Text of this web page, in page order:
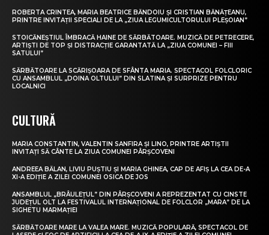
ROBERTA CRINTEA, MARIA BEATRICE BĂNDOIU ȘI CRISTIAN BĂNĂȚEANU,
PRINTRE INVITAȚII SPECIALI DE LA „ZIUA LEGUMICULTORULUI PLEȘOIAN”
STOICĂNEȘTIUL ÎMBRACĂ HAINE DE SĂRBĂTOARE. MUZICĂ DE PETRECERE,
ARTIȘTI DE TOP ȘI DISTRACȚIE GARANTATĂ LA „ZIUA COMUNEI – FIII
SATULUI”
SĂRBĂTOARE LA SCĂRIȘOARA DE SFÂNTA MARIA. SPECTACOL FOLCLORIC
CU ANSAMBLUL „DOINA OLTULUI” DIN SLATINA ȘI SURPRIZE PENTRU
LOCALNICI
CULTURĂ
MARIA CONSTANTIN, VALENTIN SANFIRA ȘI LINO, PRINTRE ARTIȘTII
INVITAȚI SĂ CÂNTE LA ZIUA COMUNEI PÂRȘCOVENI
ANDREEA BĂLAN, LIVIU PUȘTIU ȘI MARIA GHINEA, CAP DE AFIȘ LA CEA DE-A
XI-A EDIȚIE A ZILEI COMUNEI OSICA DE JOS
ANSAMBLUL „BRÂULEȚUL” DIN PÂRȘCOVENI A REPREZENTAT CU CINSTE
JUDEȚUL OLT LA FESTIVALUL INTERNAȚIONAL DE FOLCLOR „MARA” DE LA
SIGHETU MARMAȚIEI
SĂRBĂTOARE MARE LA VALEA MARE. MUZICĂ POPULARĂ, SPECTACOL DE